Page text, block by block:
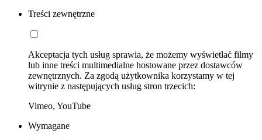
Treści zewnętrzne
Akceptacja tych usług sprawia, że możemy wyświetlać filmy
lub inne treści multimedialne hostowane przez dostawców
zewnętrznych. Za zgodą użytkownika korzystamy w tej
witrynie z następujących usług stron trzecich:
Vimeo, YouTube
Wymagane